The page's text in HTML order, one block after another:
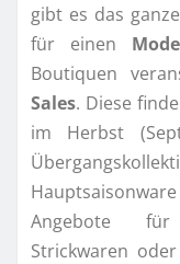
gibt es das
für einen
Boutiquen
Sales. Diese
im Herbst
Angebote für
Strickwaren